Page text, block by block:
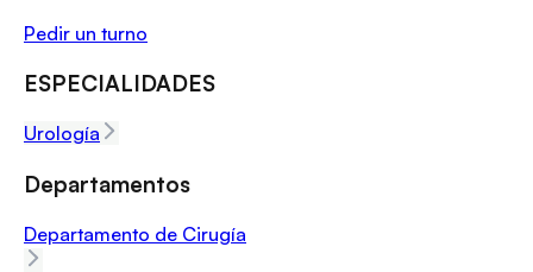
Pedir un turno
ESPECIALIDADES
Urología
Departamentos
Departamento de Cirugía